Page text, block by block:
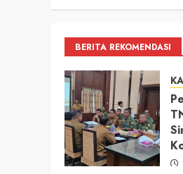
BERITA REKOMENDASI